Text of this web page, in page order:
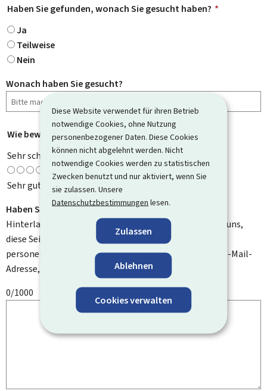
Diese Website verwendet für ihren Betrieb
notwendige Cookies, ohne Nutzung
personenbezogener Daten. Diese Cookies
können nicht abgelehnt werden. Nicht
notwendige Cookies werden zu statistischen
Zwecken benutzt und nur aktiviert, wenn Sie
sie zulassen. Unsere
Datenschutzbestimmungen lesen.
Zulassen
Ablehnen
Cookies verwalten
Haben Sie gefunden, wonach Sie gesucht haben? *
Ja
Teilweise
Nein
Wonach haben Sie gesucht?
Wie bewerten Sie diese Seite? *
Sehr schlecht
Sehr gut
Haben Sie Verbesserungsvorschläge?
Hinterlassen Sie uns einen Kommentar und helfen Sie uns,
diese Seite zu verbessern. Bitte geben Sie keine
personenbezogenen Daten an, wie zum Beispiel Ihre E-Mail-
Adresse, Ihren Namen oder Ihre Telefonnummer.
0/1000